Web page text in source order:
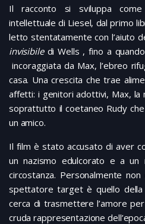
Il racconto si sviluppa
intellettuale di Liesel, dal primo
letto stentatamente con l’aiuto
invisibiledi Wells , fino a
incoraggiata da Max, l’ebreo
casa. Una crescita che trae
affetti: i genitori adottivi, Max,
soprattutto il coetaneo Rudy
un amico.
Il film è stato accusato di aver
un nazismo edulcorato e a un
circostanza. Personalmente
spettatore target è quello della
cerca di trasmettere l’amore
cruda rappresentazione